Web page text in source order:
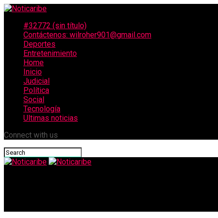
#32772 (sin título)
Contáctenos: wilroher901@gmail.com
Deportes
Entretenimiento
Home
Inicio
Judicial
Política
Social
Tecnología
Ultimas noticias
Connect with us